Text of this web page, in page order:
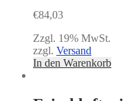
€84,03
Zzgl. 19% MwSt.
zzgl. Versand
In den Warenkorb